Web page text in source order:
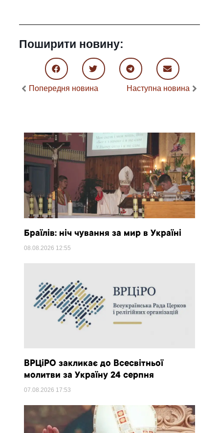
Поширити новину:
Попередня новина Наступна новина
Браїлів: ніч чування за мир в Україні
08.08.2026 12:55
ВРЦіРО закликає до Всесвітньої
молитви за Україну 24 серпня
07.08.2026 17:53